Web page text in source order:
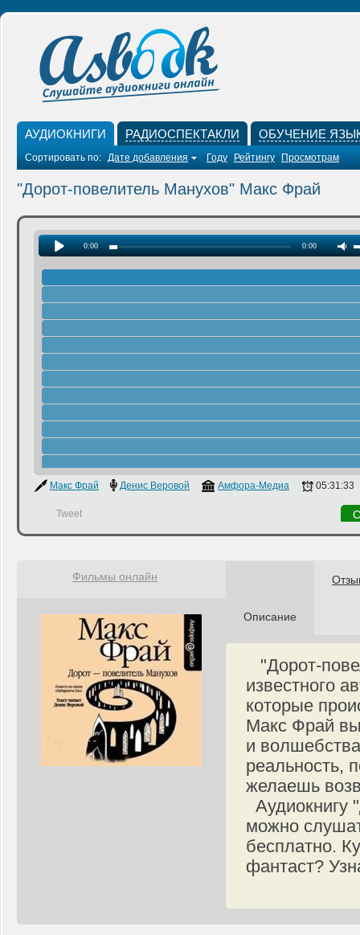
АУДИОКНИГИ РАДИОСПЕКТАКЛИ ОБУЧЕНИЕ
Сортировать по: Дате добавления Году Рейтингу Просмотрам
"Дорот-повелитель Манухов" Макс Фрай
0:00 0:00
Макс Фрай Денис Веровой Амфора-Медиа 05:31:33
Tweet
Описание
"Дорот-
известного
которые
Макс Фрай
и
реальность,
желаешь
Аудиокнигу
можно
бесплатно.
фантаст?
Фильмы онлайн